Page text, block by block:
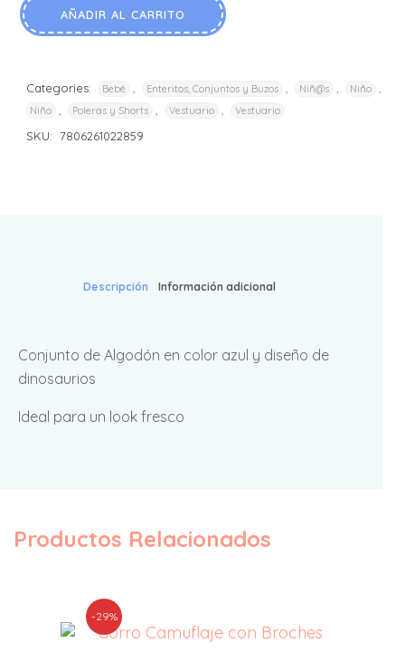
AÑADIR AL CARRITO
Categories: Bebé Enteritos, Conjuntos y Buzos Niñ@s Niño
Niño Poleras y Shorts Vestuario Vestuario
SKU: 7806261022859
Descripción Información adicional
Conjunto de Algodón en color azul y diseño de
dinosaurios
Ideal para un look fresco
Productos Relacionados
-29%